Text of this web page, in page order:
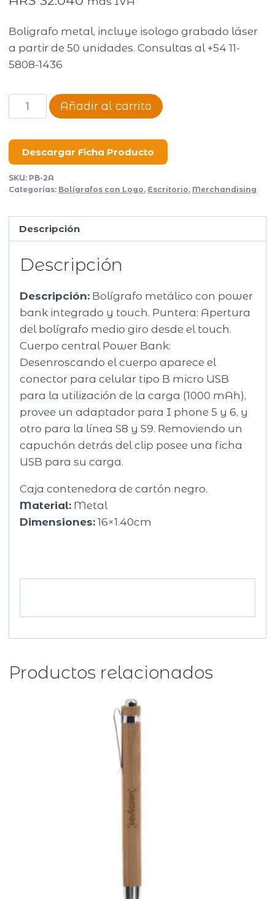
Boligrafo metal, incluye isologo grabado láser
a partir de 50 unidades. Consultas al +54 11-
5808-1436
Boligrafo
Power
cantidad
Añadir al carrito
Descargar Ficha Producto
SKU: PB-2A
Categorías: Bolígrafos con Logo, Escritorio, Merchandising
Descripción
Descripción
Descripción: Bolígrafo metálico con power
bank integrado y touch. Puntera: Apertura
del bolígrafo medio giro desde el touch.
Cuerpo central Power Bank:
Desenroscando el cuerpo aparece el
conector para celular tipo B micro USB
para la utilización de la carga (1000 mAh),
provee un adaptador para I phone 5 y 6, y
otro para la línea S8 y S9. Removiendo un
capuchón detrás del clip posee una ficha
USB para su carga.
Caja contenedora de cartón negro.
Material: Metal
Dimensiones: 16×1.40cm
Productos relacionados